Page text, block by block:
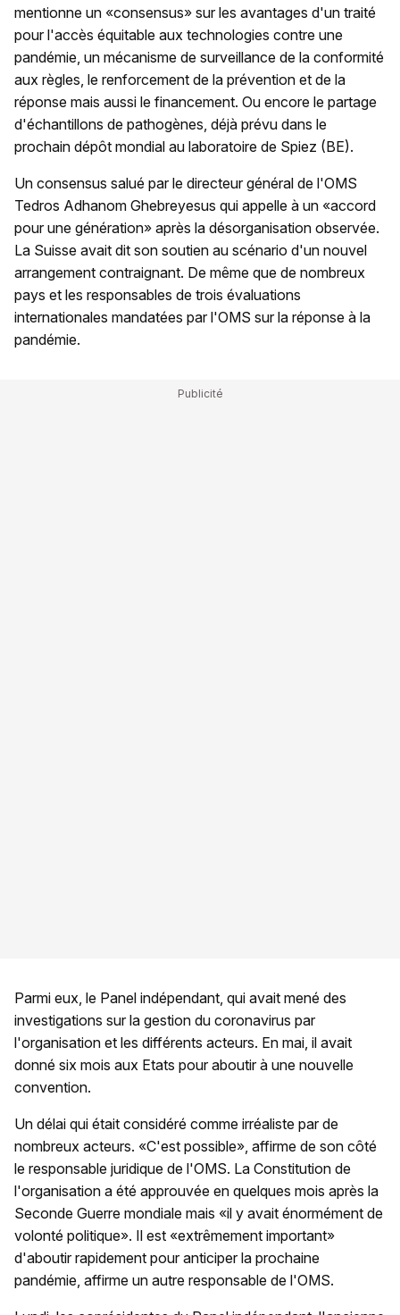
mentionne un «consensus» sur les avantages d'un traité
pour l'accès équitable aux technologies contre une
pandémie, un mécanisme de surveillance de la conformité
aux règles, le renforcement de la prévention et de la
réponse mais aussi le financement. Ou encore le partage
d'échantillons de pathogènes, déjà prévu dans le
prochain dépôt mondial au laboratoire de Spiez (BE).
Un consensus salué par le directeur général de l'OMS
Tedros Adhanom Ghebreyesus qui appelle à un «accord
pour une génération» après la désorganisation observée.
La Suisse avait dit son soutien au scénario d'un nouvel
arrangement contraignant. De même que de nombreux
pays et les responsables de trois évaluations
internationales mandatées par l'OMS sur la réponse à la
pandémie.
Parmi eux, le Panel indépendant, qui avait mené des
investigations sur la gestion du coronavirus par
l'organisation et les différents acteurs. En mai, il avait
donné six mois aux Etats pour aboutir à une nouvelle
convention.
Un délai qui était considéré comme irréaliste par de
nombreux acteurs. «C'est possible», affirme de son côté
le responsable juridique de l'OMS. La Constitution de
l'organisation a été approuvée en quelques mois après la
Seconde Guerre mondiale mais «il y avait énormément de
volonté politique». Il est «extrêmement important»
d'aboutir rapidement pour anticiper la prochaine
pandémie, affirme un autre responsable de l'OMS.